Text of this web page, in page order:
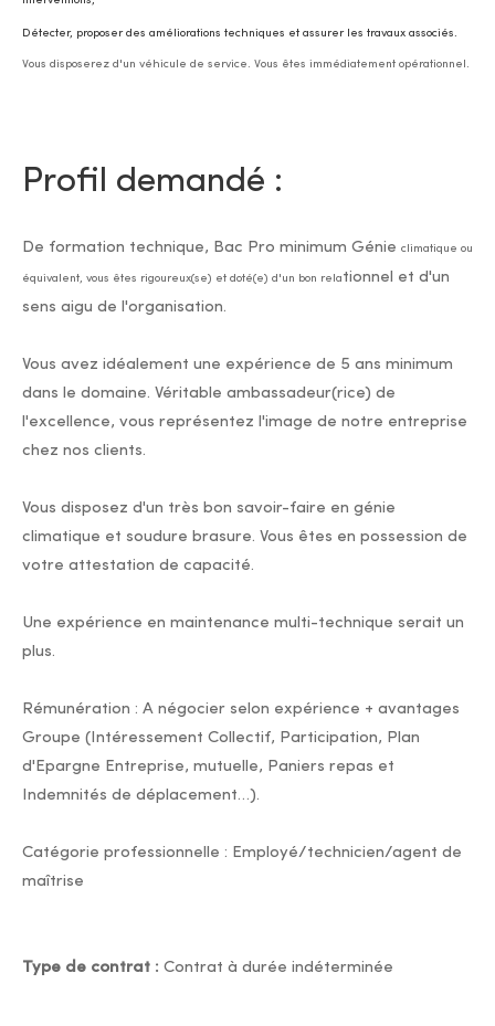
Détecter, proposer des améliorations techniques et assurer les travaux associés.
Vous disposerez d'un véhicule de service. Vous êtes immédiatement opérationnel.
Profil demandé :
De formation technique, Bac Pro minimum Génie climatique ou
équivalent, vous êtes rigoureux(se) et doté(e) d'un bon relationnel et d'un
sens aigu de l'organisation.
Vous avez idéalement une expérience de 5 ans minimum
dans le domaine. Véritable ambassadeur(rice) de
l'excellence, vous représentez l'image de notre entreprise
chez nos clients.
Vous disposez d'un très bon savoir-faire en génie
climatique et soudure brasure. Vous êtes en possession de
votre attestation de capacité.
Une expérience en maintenance multi-technique serait un
plus.
Rémunération : A négocier selon expérience + avantages
Groupe (Intéressement Collectif, Participation, Plan
d'Epargne Entreprise, mutuelle, Paniers repas et
Indemnités de déplacement…).
Catégorie professionnelle : Employé/technicien/agent de
maîtrise
Type de contrat : Contrat à durée indéterminée